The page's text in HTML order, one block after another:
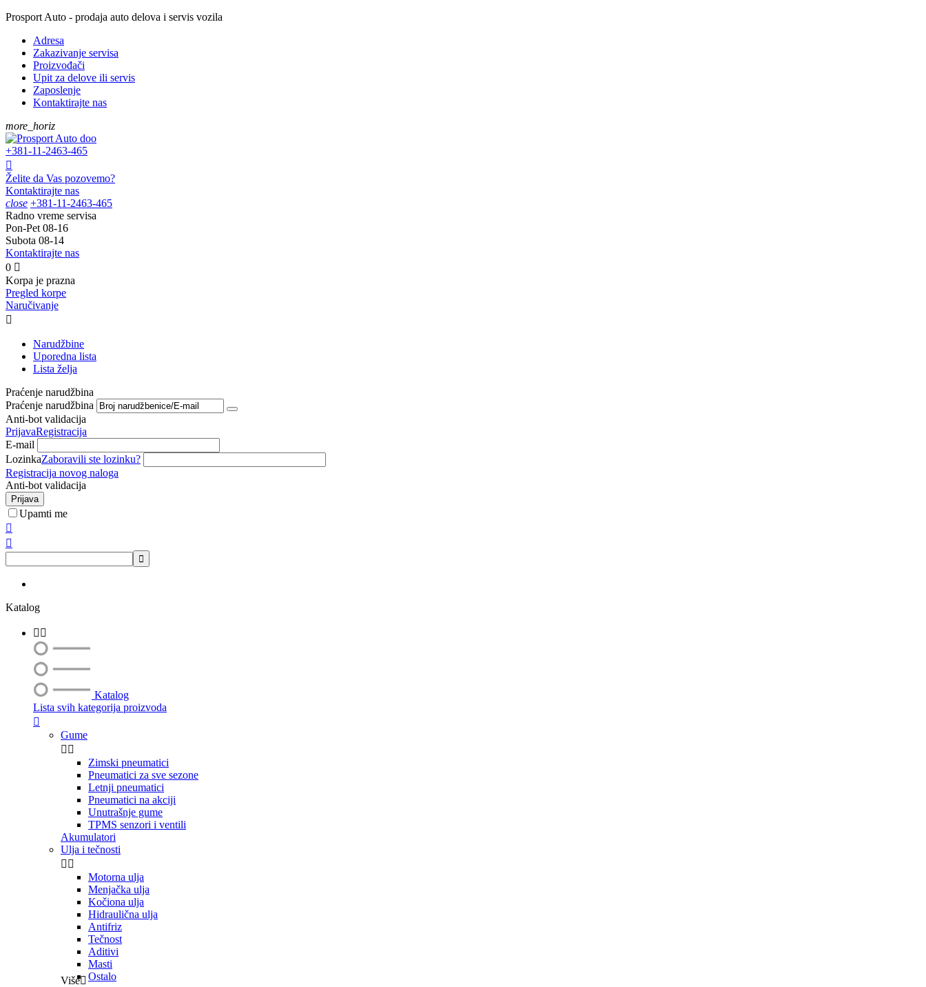
Prosport Auto - prodaja auto delova i servis vozila
Adresa
Zakazivanje servisa
Proizvođači
Upit za delove ili servis
Zaposlenje
Kontaktirajte nas
more_horiz
+381-11-2463-465

Želite da Vas pozovemo?
Kontaktirajte nas
close +381-11-2463-465
Radno vreme servisa
Pon-Pet 08-16
Subota 08-14
Kontaktirajte nas
0 
Korpa je prazna
Pregled korpe
Naručivanje

Narudžbine
Uporedna lista
Lista želja
Praćenje narudžbina
Praćenje narudžbina
Anti-bot validacija
PrijavaRegistracija
E-mail
LozinkaZaboravili ste lozinku?
Registracija novog naloga
Anti-bot validacija
Prijava
Upamti me



Katalog
 
Katalog
Lista svih kategorija proizvoda

Gume
 
Zimski pneumatici
Pneumatici za sve sezone
Letnji pneumatici
Pneumatici na akciji
Unutrašnje gume
TPMS senzori i ventili
Akumulatori
Ulja i tečnosti
 
Motorna ulja
Menjačka ulja
Kočiona ulja
Hidraulična ulja
Antifriz
Tečnost
Aditivi
Masti
Ostalo
Više